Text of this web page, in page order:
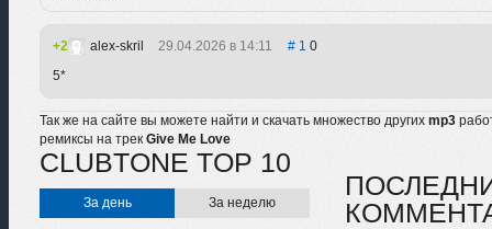
2 alex-skril 29.04.2026 в 14:11 1 0
5*
Так же на сайте вы можете найти и скачать множество других mp3
ремиксы на трек Give Me Love
CLUBTONE TOP 10
За день За неделю